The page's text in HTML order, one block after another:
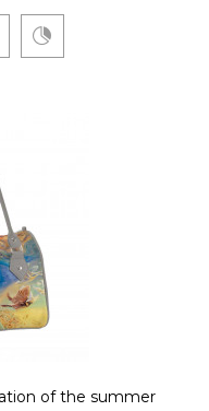
of the summer